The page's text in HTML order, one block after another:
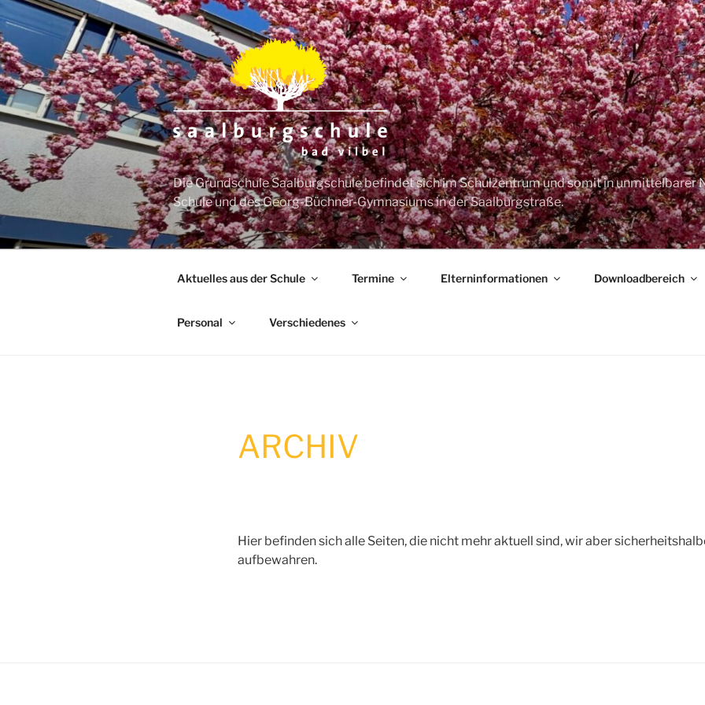
Zum
Inhalt
springen
Die Grundschule Saalburgschule befindet sich im Schulzentrum und somit in unmittelbarer
Schule und des Georg-Büchner-Gymnasiums in der Saalburgstraße.
Aktuelles aus der Schule Termine Elterninformationen Downloadbereich
Personal Verschiedenes
ARCHIV
Hier befinden sich alle Seiten, die nicht mehr aktuell sind, wir aber
aufbewahren.